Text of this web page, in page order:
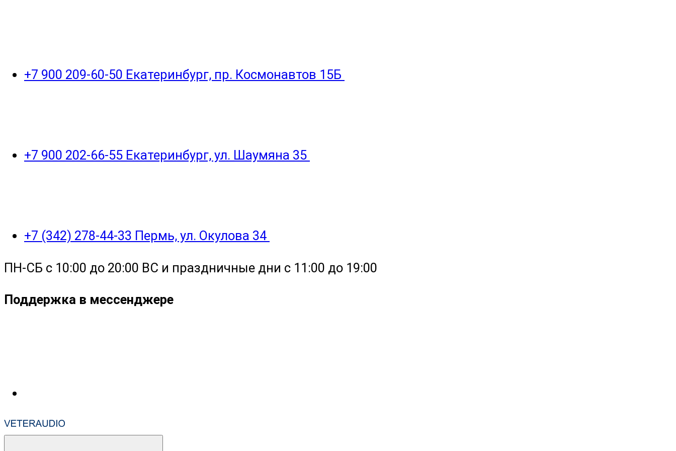
+7 900 209-60-50 Екатеринбург, пр. Космонавтов 15Б
+7 900 202-66-55 Екатеринбург, ул. Шаумяна 35
+7 (342) 278-44-33 Пермь, ул. Окулова 34
ПН-СБ с 10:00 до 20:00 ВС и праздничные дни с 11:00 до 19:00
Поддержка в мессенджере